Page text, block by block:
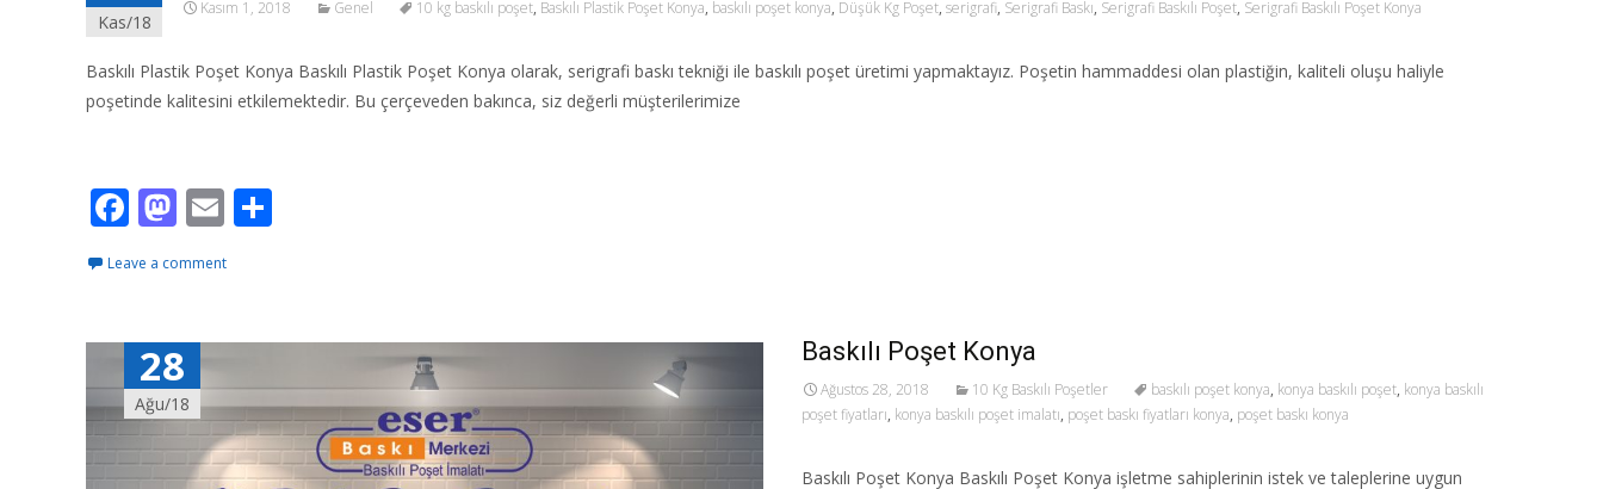
Kas/18
Kasım 1, 2018 Genel 10 kg baskılı poşet, Baskılı Plastik Poşet Konya, baskılı poşet konya, Düşük Kg Poşet, serigrafi, Serigrafi Baskı, Serigrafi Baskılı Poşet, Serigrafi Baskılı Poşet Konya
Baskılı Plastik Poşet Konya Baskılı Plastik Poşet Konya olarak, serigrafi baskı tekniği ile baskılı poşet üretimi yapmaktayız. Poşetin hammaddesi olan plastiğin, kaliteli oluşu haliyle
poşetinde kalitesini etkilemektedir. Bu çerçeveden bakınca, siz değerli müşterilerimize
F
e
o
o
k
M
to
o
n
E
ai
Leave a comment
28
Ağu/18
Baskılı Poşet Konya
Ağustos 28, 2018 10 Kg Baskılı Poşetler baskılı poşet konya, konya baskılı poşet, konya baskılı
poşet fiyatları, konya baskılı poşet imalatı, poşet baskı fiyatları konya, poşet baskı konya
Baskılı Poşet Konya Baskılı Poşet Konya işletme sahiplerinin istek ve taleplerine uygun